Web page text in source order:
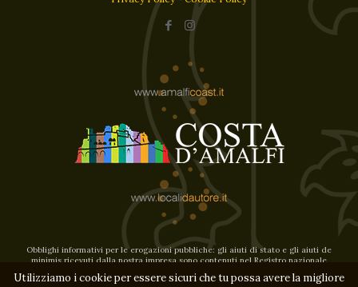
Obblighi informativi per le erogazioni pubbliche: gli aiuti di stato e gli aiuti de
minimis ricevuti dalla nostra impresa sono contenuti nel Registro nazionale
di stato di cui all’art.52 della l.234/2012 e consultabili al seguente link,
Utilizziamo i cookie per essere sicuri che tu possa avere la migliore